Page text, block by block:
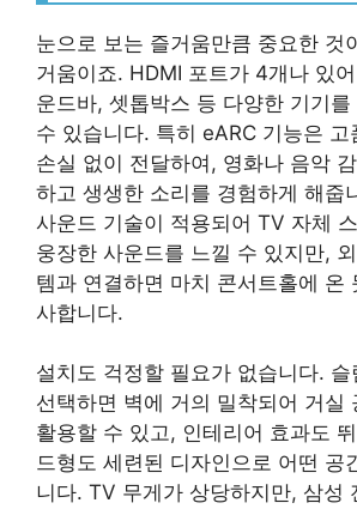
눈으로 보는 즐거움만큼 중요한 것
거움이죠. HDMI 포트가 4개나 있
운드바, 셋톱박스 등 다양한 기기
수 있습니다. 특히 eARC 기능은 고
손실 없이 전달하여, 영화나 음악
하고 생생한 소리를 경험하게 해줍
사운드 기술이 적용되어 TV 자체
웅장한 사운드를 느낄 수 있지만,
템과 연결하면 마치 콘서트홀에 온
사합니다.
설치도 걱정할 필요가 없습니다.
선택하면 벽에 거의 밀착되어 거실
활용할 수 있고, 인테리어 효과도
드형도 세련된 디자인으로 어떤 공
니다. TV 무게가 상당하지만, 삼성